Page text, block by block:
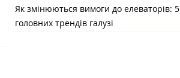
Як змінюються вимоги до елеваторів: 5
головних трендів галузі